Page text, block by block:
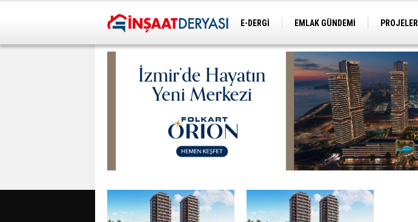
E-DERGİ EMLAK GÜNDEMİ PROJELER